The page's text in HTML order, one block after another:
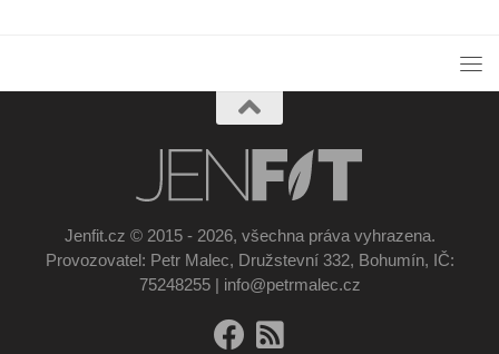
Jenfit.cz © 2015 - 2026, všechna práva vyhrazena.
Provozovatel: Petr Malec, Družstevní 332, Bohumín, IČ:
75248255 | info@petrmalec.cz